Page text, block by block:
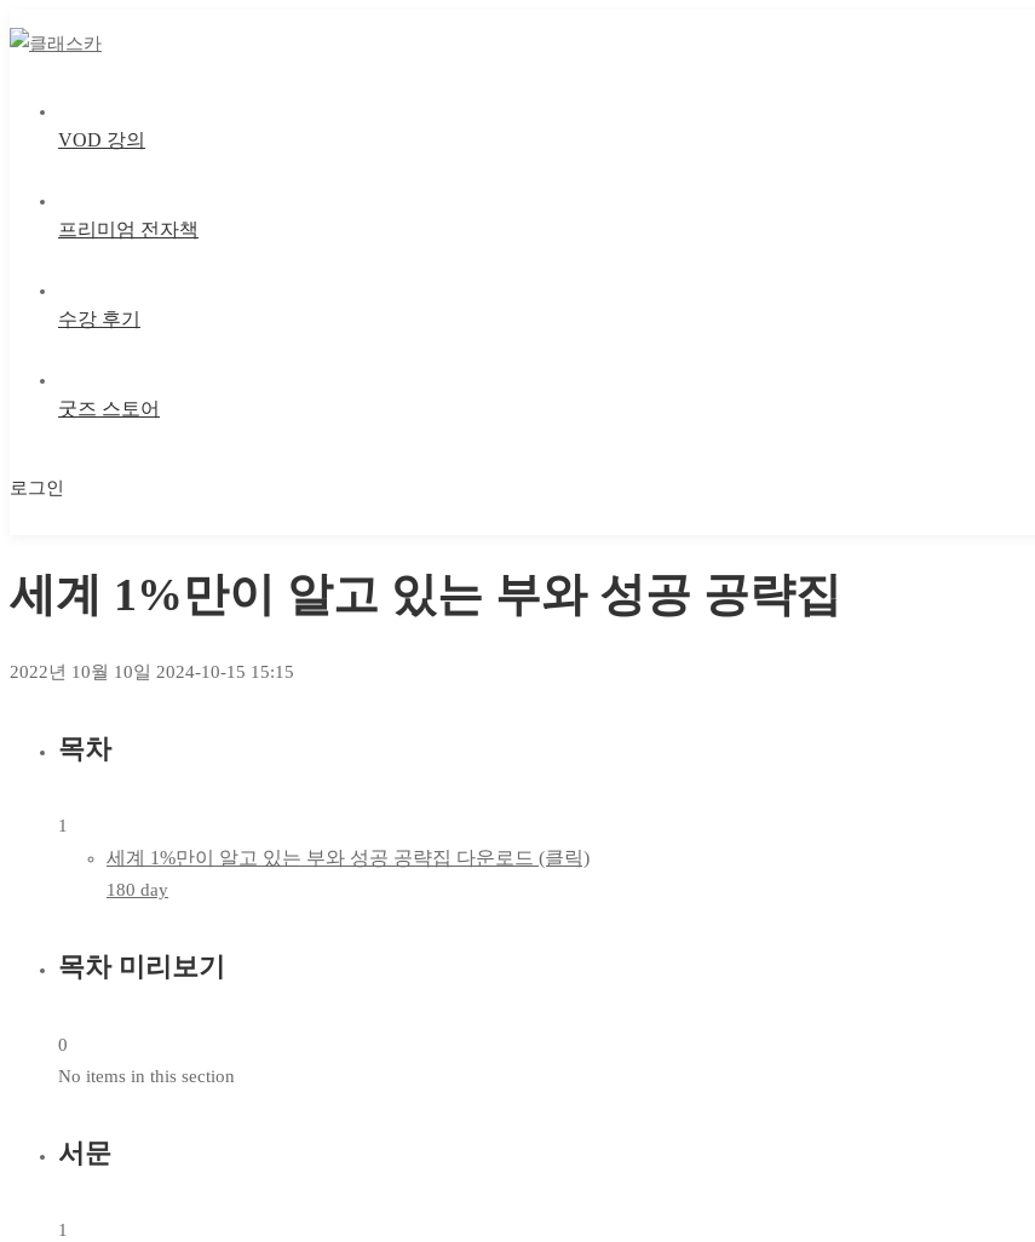
VOD 강의
프리미엄 전자책
수강 후기
굿즈 스토어
로그인
세계 1%만이 알고 있는 부와 성공 공략집
2022년 10월 10일 2024-10-15 15:15
목차
1
세계 1%만이 알고 있는 부와 성공 공략집 다운로드 (클릭)
180 day
목차 미리보기
0
No items in this section
서문
1